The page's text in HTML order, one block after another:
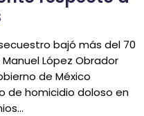
bajó más del 70
López Obrador
de México
de homicidio doloso en